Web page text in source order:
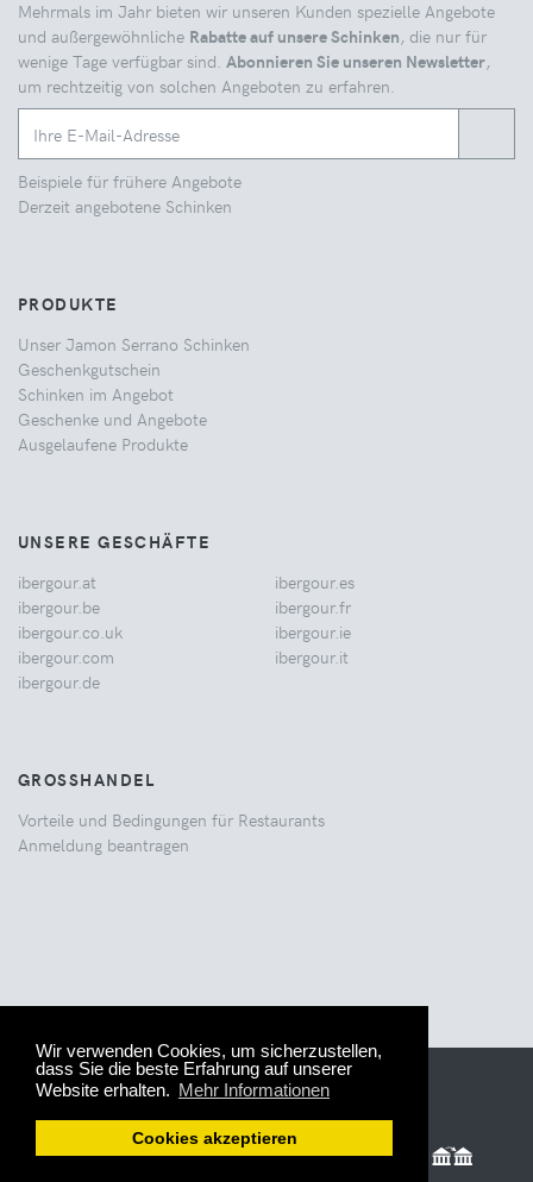
Wir verwenden Cookies, um sicherzustellen,
dass Sie die beste Erfahrung auf unserer
Website erhalten. Mehr Informationen
Cookies akzeptieren
Mehrmals im Jahr bieten wir unseren Kunden spezielle Angebote
und außergewöhnliche Rabatte auf unsere Schinken, die nur für
wenige Tage verfügbar sind. Abonnieren Sie unseren Newsletter,
um rechtzeitig von solchen Angeboten zu erfahren.
Beispiele für frühere Angebote
Derzeit angebotene Schinken
PRODUKTE
Unser Jamon Serrano Schinken
Geschenkgutschein
Schinken im Angebot
Geschenke und Angebote
Ausgelaufene Produkte
UNSERE GESCHÄFTE
ibergour.at
ibergour.be
ibergour.co.uk
ibergour.com
ibergour.de
ibergour.es
ibergour.fr
ibergour.ie
ibergour.it
GROSSHANDEL
Vorteile und Bedingungen für Restaurants
Anmeldung beantragen
© 2005-2026 IberGour.